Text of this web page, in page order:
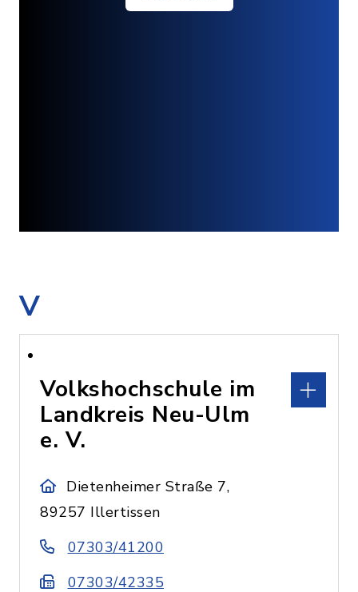
V
Volkshochschule im
Landkreis Neu-Ulm
e. V.
Dietenheimer Straße 7,
89257 Illertissen
07303/41200
07303/42335